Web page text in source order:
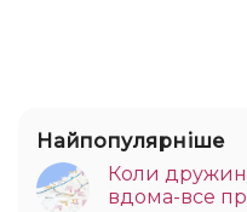
Найпопулярніше
Коли
вдома-все